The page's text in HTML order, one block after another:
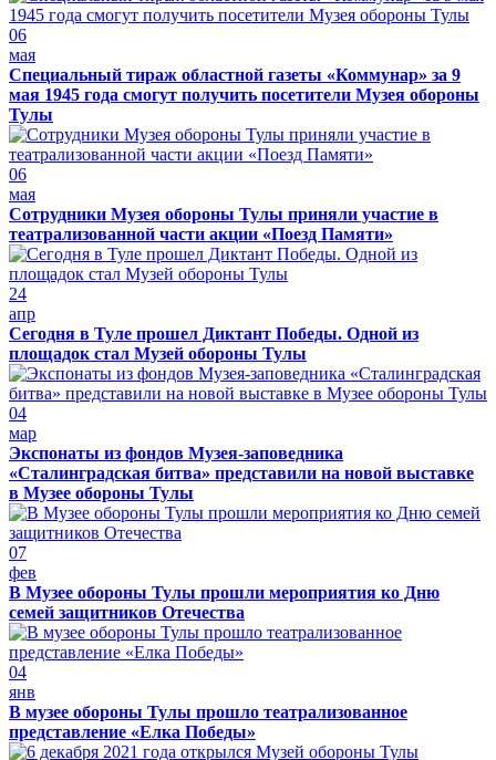
06
мая
Специальный тираж областной газеты «Коммунар» за 9
мая 1945 года смогут получить посетители Музея обороны
Тулы
06
мая
Сотрудники Музея обороны Тулы приняли участие в
театрализованной части акции «Поезд Памяти»
24
апр
Сегодня в Туле прошел Диктант Победы. Одной из
площадок стал Музей обороны Тулы
04
мар
Экспонаты из фондов Музея-заповедника
«Сталинградская битва» представили на новой выставке
в Музее обороны Тулы
07
фев
В Музее обороны Тулы прошли мероприятия ко Дню
семей защитников Отечества
04
янв
В музее обороны Тулы прошло театрализованное
представление «Елка Победы»